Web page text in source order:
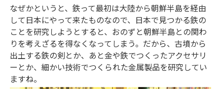
なぜかというと、鉄って最初は大陸から朝鮮半島を経由
して日本にやって来たものなので、日本で見つかる鉄の
ことを研究しようとすると、おのずと朝鮮半島との関わ
りを考えざるを得なくなってしまう。だから、古墳から
出土する鉄の剣とか、あと金や鉄でつくったアクセサリ
ーとか、細かい技術でつくられた金属製品を研究してい
ますね。